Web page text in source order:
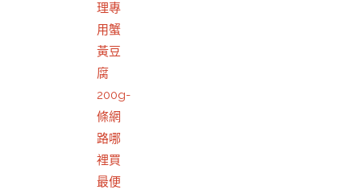
理專
用蟹
黃豆
腐
200g-
條網
路哪
裡買
最便